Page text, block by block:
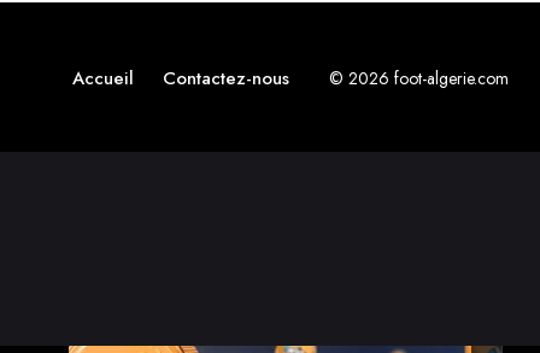
Accueil Contactez-nous © 2026 foot-algerie.com